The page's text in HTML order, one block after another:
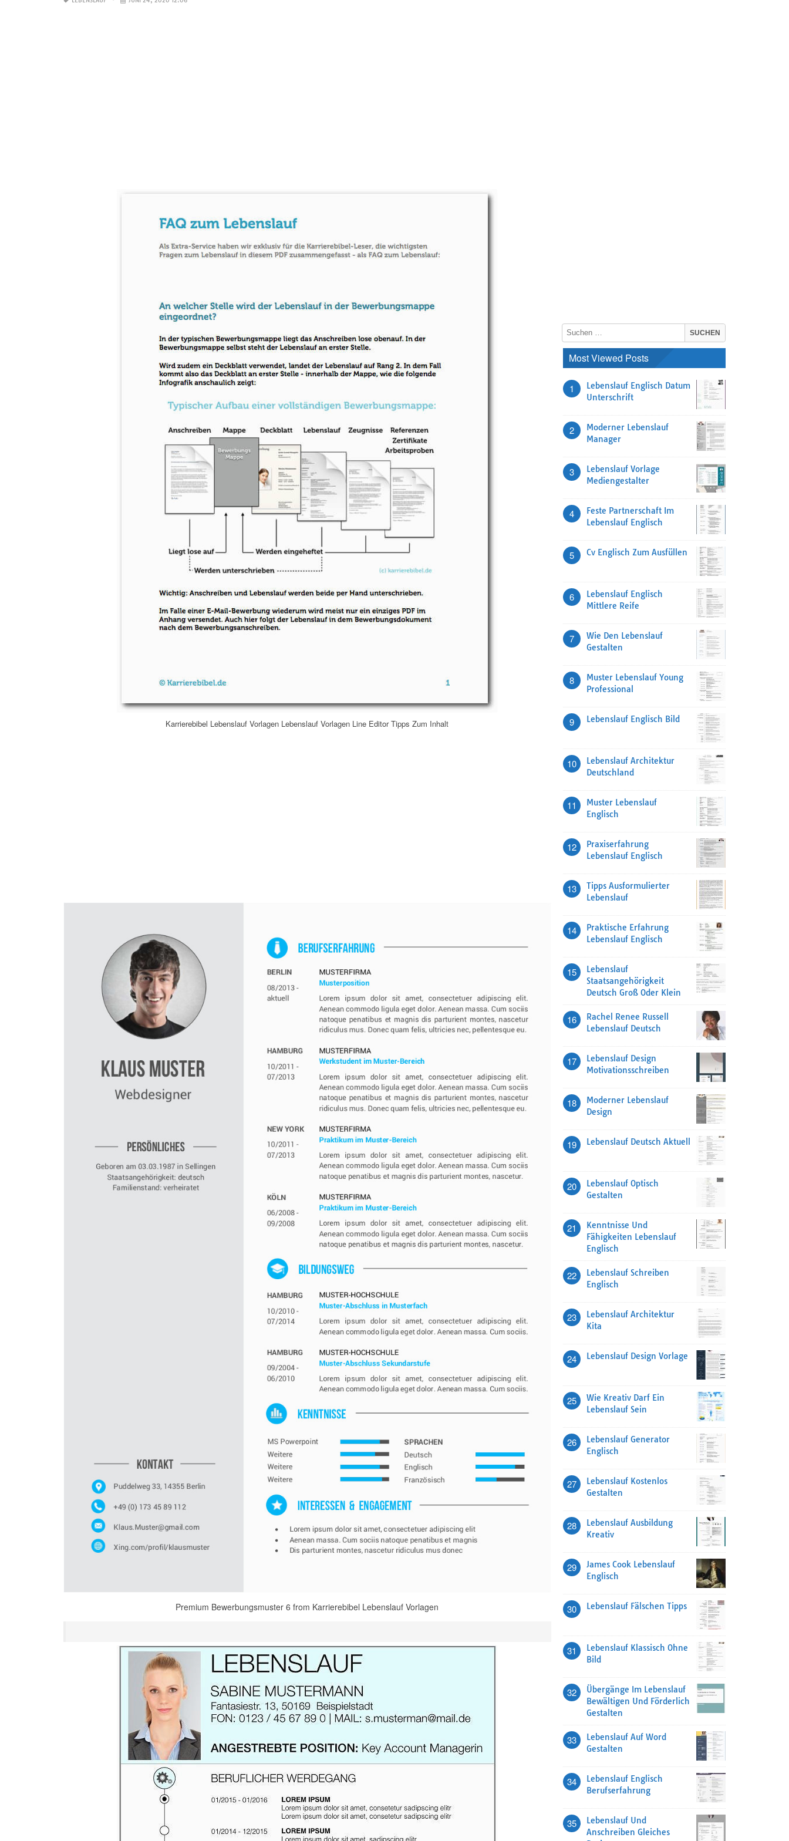
Karrierebibel Lebenslauf Vorlagen Lebenslauf Vorlagen Line Editor Tipps Zum Inhalt
Premium Bewerbungsmuster 6 from Karrierebibel Lebenslauf Vorlagen
Most Viewed Posts
1
Lebenslauf Englisch Datum
Unterschrift
2
Moderner Lebenslauf
Manager
3
Lebenslauf Vorlage
Mediengestalter
4
Feste Partnerschaft Im
Lebenslauf Englisch
5 Cv Englisch Zum Ausfüllen
6
Lebenslauf Englisch
Mittlere Reife
7
Wie Den Lebenslauf
Gestalten
8
Muster Lebenslauf Young
Professional
9 Lebenslauf Englisch Bild
10
Lebenslauf Architektur
Deutschland
11
Muster Lebenslauf
Englisch
12
Praxiserfahrung
Lebenslauf Englisch
13
Tipps Ausformulierter
Lebenslauf
14
Praktische Erfahrung
Lebenslauf Englisch
15
Lebenslauf
Staatsangehörigkeit
Deutsch Groß Oder Klein
16
Rachel Renee Russell
Lebenslauf Deutsch
17
Lebenslauf Design
Motivationsschreiben
18
Moderner Lebenslauf
Design
19 Lebenslauf Deutsch Aktuell
20
Lebenslauf Optisch
Gestalten
21
Kenntnisse Und
Fähigkeiten Lebenslauf
Englisch
22
Lebenslauf Schreiben
Englisch
23
Lebenslauf Architektur
Kita
24 Lebenslauf Design Vorlage
25
Wie Kreativ Darf Ein
Lebenslauf Sein
26
Lebenslauf Generator
Englisch
27
Lebenslauf Kostenlos
Gestalten
28
Lebenslauf Ausbildung
Kreativ
29
James Cook Lebenslauf
Englisch
30 Lebenslauf Fälschen Tipps
31
Lebenslauf Klassisch Ohne
Bild
32
Übergänge Im Lebenslauf
Bewältigen Und Förderlich
Gestalten
33
Lebenslauf Auf Word
Gestalten
34
Lebenslauf Englisch
Berufserfahrung
35
Lebenslauf Und
Anschreiben Gleiches